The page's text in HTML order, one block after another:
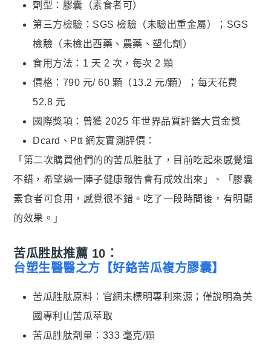
劑型：膠囊（素食者可）
第三方檢驗：SGS 檢驗（未驗出重金屬）；SGS
檢驗（未檢出西藥、農藥、塑化劑）
食用方法：1 天 2 次，每次 2 顆
價格：790 元/ 60 顆（13.2 元/顆）；每天花費
52.8 元
國際獎項：曾獲 2025 年世界品質評鑑大賞金獎
Dcard、Ptt 網友實測評價：
「第二次購買他們的的苦瓜胜肽了，目前吃起來感覺還
不錯，希望過一陣子健康報告會有成效出來」、「膠囊
素食者可食用，感覺很不錯。吃了一段時間後，有明顯
的效果。」
苦瓜胜肽推薦 10：
台塑生醫醫之方【好鉻苦瓜複方膠囊】
苦瓜胜肽原料：官網未標明專利來源；僅說明為美
國專利山苦瓜萃取
苦瓜胜肽劑量：333 毫克/顆